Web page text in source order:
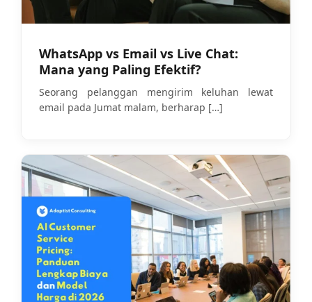
WhatsApp vs Email vs Live Chat:
Mana yang Paling Efektif?
Seorang pelanggan mengirim keluhan lewat
email pada Jumat malam, berharap […]